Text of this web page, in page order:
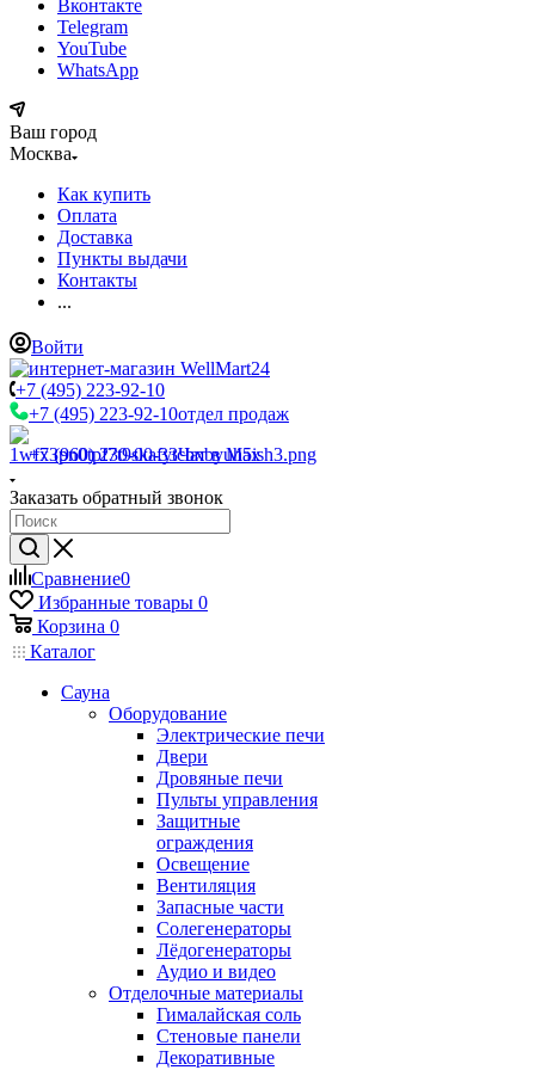
Вконтакте
Telegram
YouTube
WhatsApp
Ваш город
Москва
Как купить
Оплата
Доставка
Пункты выдачи
Контакты
...
Войти
+7 (495) 223-92-10
+7 (495) 223-92-10отдел продаж
+7 (960) 230-00-33Чат в Max
Заказать обратный звонок
Сравнение0
Избранные товары 0
Корзина 0
Каталог
Сауна
Оборудование
Электрические печи
Двери
Дровяные печи
Пульты управления
Защитные
ограждения
Освещение
Вентиляция
Запасные части
Солегенераторы
Лёдогенераторы
Аудио и видео
Отделочные материалы
Гималайская соль
Стеновые панели
Декоративные